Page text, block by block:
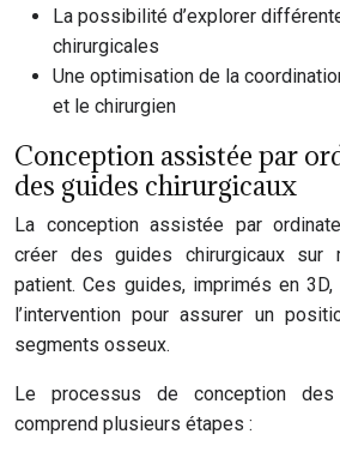
La possibilité d’explorer
chirurgicales
Une optimisation de la
et le chirurgien
Conception assistée par
des guides chirurgicaux
La conception assistée par
créer des guides chirurgicaux sur
patient. Ces guides, imprimés en
l’intervention pour assurer un
segments osseux.
Le processus de conception des
comprend plusieurs étapes :